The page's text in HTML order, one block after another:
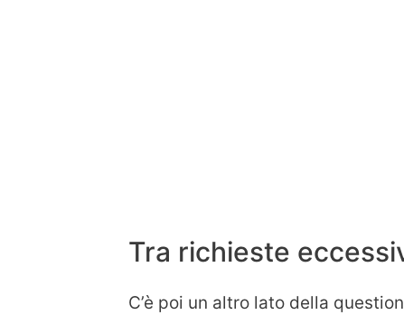
Tra richieste
C’è poi un altro lato della